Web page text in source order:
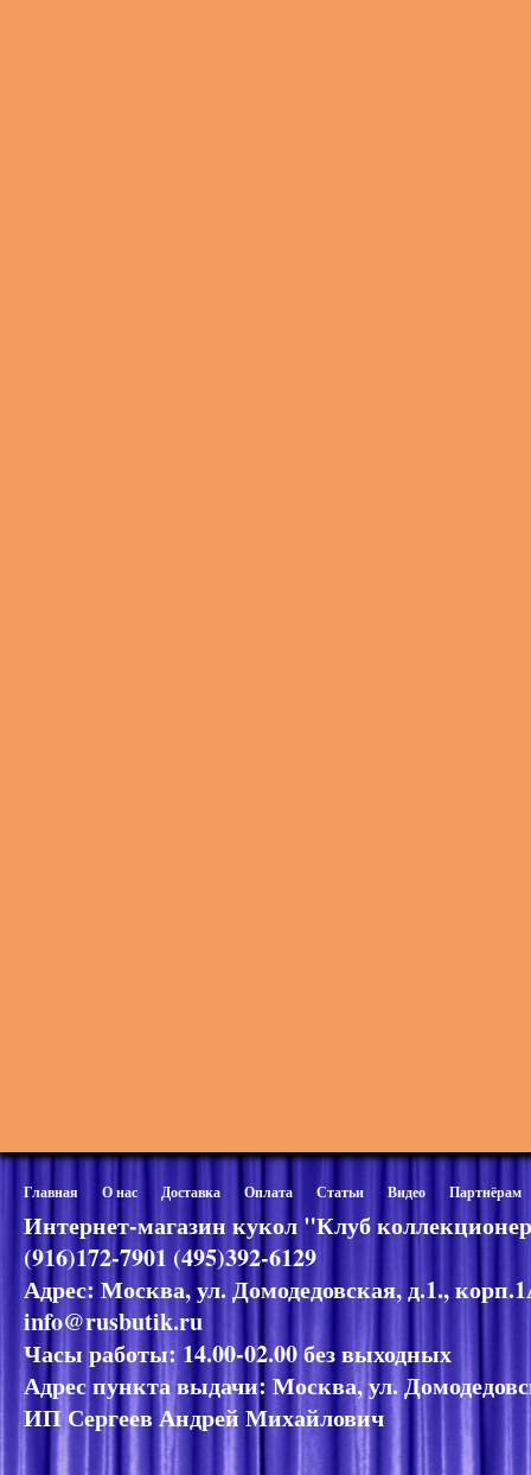
Главная О нас Доставка Оплата Статьи Видео Партнёрам
Интернет-магазин кукол "Клуб
(916)172-7901 (495)392-6129
Адрес: Москва, ул. Домодедовская, д.1.,
info@rusbutik.ru
Часы работы: 14.00-02.00 без выходных
Адрес пункта выдачи: Москва, ул.
ИП Сергеев Андрей Михайлович